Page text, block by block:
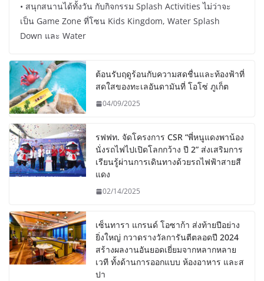
• สนุกสนานได้ทั้งวัน กับกิจกรรม Splash Activities ไม่ว่าจะ
เป็น Game Zone ที่โซน Kids Kingdom, Water Splash
Down และ Water
ต้อนรับฤดูร้อนกับความสดชื่นและท้องฟ้าที่
สดใสของทะเลอันดามันที่ โอโซ่ ภูเก็ต
04/09/2025
รฟฟท. จัดโครงการ CSR “พี่หนูแดงพาน้อง
นั่งรถไฟไปเปิดโลกกว้าง ปี 2” ส่งเสริมการ
เรียนรู้ผ่านการเดินทางด้วยรถไฟฟ้าสายสี
แดง
02/14/2025
เซ็นทารา แกรนด์ โอซาก้า ส่งท้ายปีอย่าง
ยิ่งใหญ่ กวาดรางวัลการันตีตลอดปี 2024
สร้างผลงานอันยอดเยี่ยมจากหลากหลาย
เวที ทั้งด้านการออกแบบ ห้องอาหาร และส
ปา